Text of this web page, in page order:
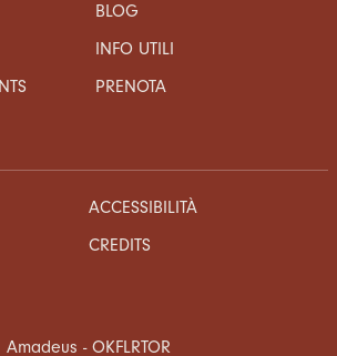
BLOG
INFO UTILI
PRENOTA
ACCESSIBILITÀ
CREDITS
Amadeus - OKFLRTOR